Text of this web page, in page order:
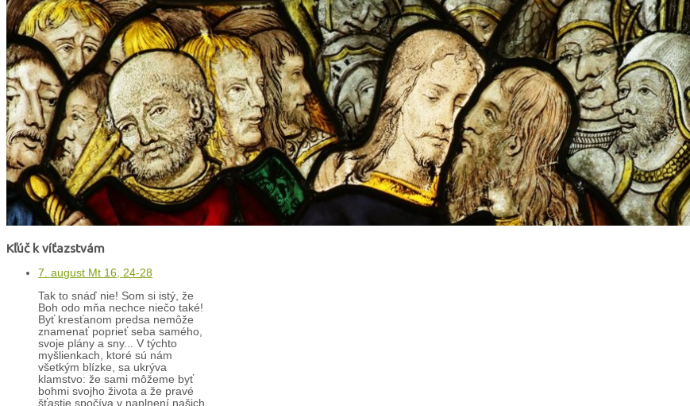
Kľúč k víťazstvám
7. august Mt 16, 24-28
Tak to snáď nie! Som si istý, že
Boh odo mňa nechce niečo také!
Byť kresťanom predsa nemôže
znamenať poprieť seba samého,
svoje plány a sny... V týchto
myšlienkach, ktoré sú nám
všetkým blízke, sa ukrýva
klamstvo: že sami môžeme byť
bohmi svojho života a že pravé
šťastie spočíva v naplnení našich